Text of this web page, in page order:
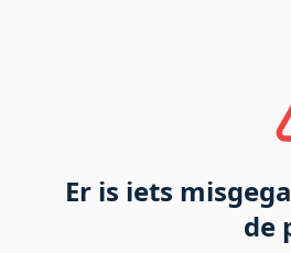
Er is iets
de